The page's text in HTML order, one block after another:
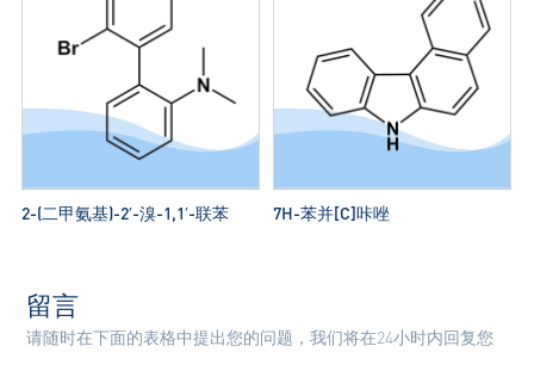
2-(二甲氨基)-2′-溴-1,1′-联苯 7H-苯并[C]咔唑
留言
请随时在下面的表格中提出您的问题，我们将在24小时内回复您